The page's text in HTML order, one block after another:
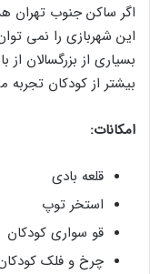
اگر ساکن جنوب تهران
این شهربازی را نمی
بسیاری از بزرگسالان
بیشتر از کودکان تجربه
امکانات:
قلعه بادی
استخر توپ
قو سواری کودکان
چرخ و فلک